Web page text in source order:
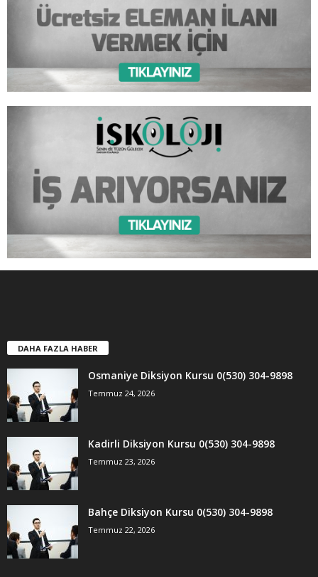
DAHA FAZLA HABER
Osmaniye Diksiyon Kursu 0(530) 304-9898
Temmuz 24, 2026
Kadirli Diksiyon Kursu 0(530) 304-9898
Temmuz 23, 2026
Bahçe Diksiyon Kursu 0(530) 304-9898
Temmuz 22, 2026